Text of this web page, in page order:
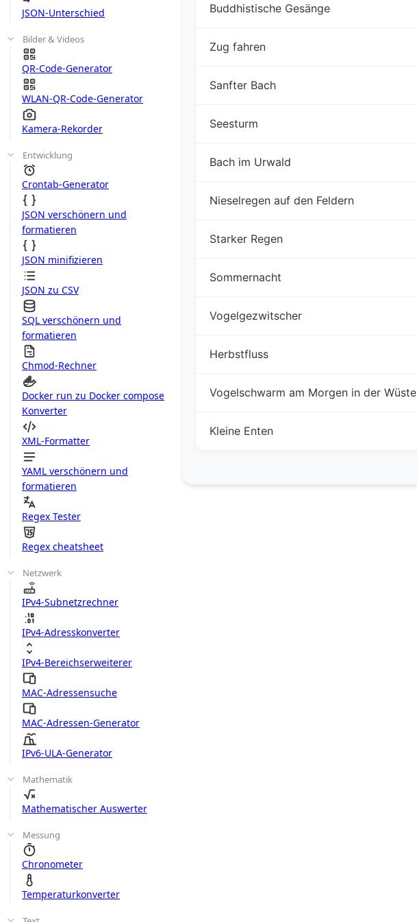
JSON-Unterschied
Bilder & Videos
QR-Code-Generator
WLAN-QR-Code-Generator
Kamera-Rekorder
Entwicklung
Crontab-Generator
JSON verschönern und
formatieren
JSON minifizieren
JSON zu CSV
SQL verschönern und
formatieren
Chmod-Rechner
Docker run zu Docker compose
Konverter
XML-Formatter
YAML verschönern und
formatieren
Regex Tester
Regex cheatsheet
Netzwerk
IPv4-Subnetzrechner
IPv4-Adresskonverter
IPv4-Bereichserweiterer
MAC-Adressensuche
MAC-Adressen-Generator
IPv6-ULA-Generator
Mathematik
Mathematischer Auswerter
Messung
Chronometer
Temperaturkonverter
Buddhistische Gesänge
Zug fahren
Sanfter Bach
Seesturm
Bach im Urwald
Nieselregen auf den Feldern
Starker Regen
Sommernacht
Vogelgezwitscher
Herbstfluss
Vogelschwarm am Morgen in der Wüste
Kleine Enten